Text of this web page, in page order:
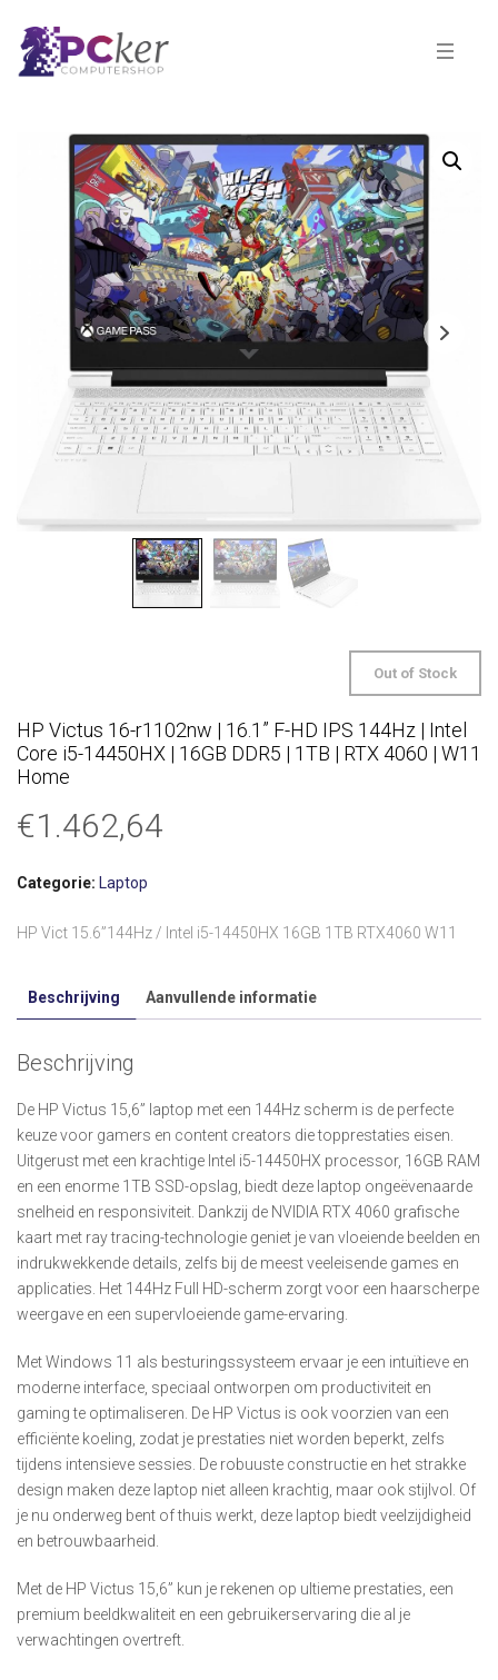
Out of Stock
HP Victus 16-r1102nw | 16.1” F-HD IPS 144Hz | Intel
Core i5-14450HX | 16GB DDR5 | 1TB | RTX 4060 | W11
Home
€1.462,64
Categorie: Laptop
HP Vict 15.6”144Hz / Intel i5-14450HX 16GB 1TB RTX4060 W11
Beschrijving Aanvullende informatie
Beschrijving
De HP Victus 15,6” laptop met een 144Hz scherm is de perfecte
keuze voor gamers en content creators die topprestaties eisen.
Uitgerust met een krachtige Intel i5-14450HX processor, 16GB RAM
en een enorme 1TB SSD-opslag, biedt deze laptop ongeëvenaarde
snelheid en responsiviteit. Dankzij de NVIDIA RTX 4060 grafische
kaart met ray tracing-technologie geniet je van vloeiende beelden en
indrukwekkende details, zelfs bij de meest veeleisende games en
applicaties. Het 144Hz Full HD-scherm zorgt voor een haarscherpe
weergave en een supervloeiende game-ervaring.
Met Windows 11 als besturingssysteem ervaar je een intuïtieve en
moderne interface, speciaal ontworpen om productiviteit en
gaming te optimaliseren. De HP Victus is ook voorzien van een
efficiënte koeling, zodat je prestaties niet worden beperkt, zelfs
tijdens intensieve sessies. De robuuste constructie en het strakke
design maken deze laptop niet alleen krachtig, maar ook stijlvol. Of
je nu onderweg bent of thuis werkt, deze laptop biedt veelzijdigheid
en betrouwbaarheid.
Met de HP Victus 15,6” kun je rekenen op ultieme prestaties, een
premium beeldkwaliteit en een gebruikerservaring die al je
verwachtingen overtreft.